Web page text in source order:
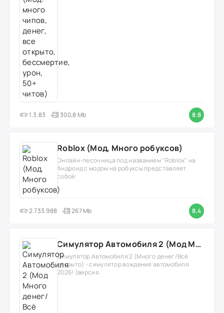
1.3.83 300,8 Mb 8.8
Roblox (Мод, Много робуксов)
Онлайн-песочница под названием "Roblox" на
Андроид с модом на робуксы представляет
собой
2.733.988 267 Mb 8.4
Симулятор Автомобиля 2 (Мод Много денег/Всё открыто)
Симулятор Автомобиля 2 (Много денег/Всё
открыто) - симулятор вождения автомобиля
2026! (версия